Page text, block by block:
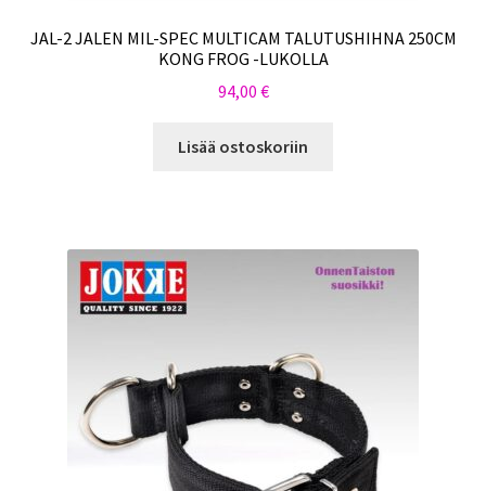
JAL-2 JALEN MIL-SPEC MULTICAM TALUTUSHIHNA 250CM
KONG FROG -LUKOLLA
94,00 €
Lisää ostoskoriin